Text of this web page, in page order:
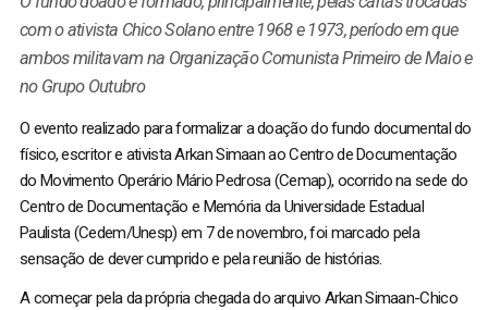
com o ativista Chico Solano entre 1968 e 1973, período em que
ambos militavam na Organização Comunista Primeiro de Maio e
no Grupo Outubro
O evento realizado para formalizar a doação do fundo documental do
físico, escritor e ativista Arkan Simaan ao Centro de Documentação
do Movimento Operário Mário Pedrosa (Cemap), ocorrido na sede do
Centro de Documentação e Memória da Universidade Estadual
Paulista (Cedem/Unesp) em 7 de novembro, foi marcado pela
sensação de dever cumprido e pela reunião de histórias.
A começar pela da própria chegada do arquivo Arkan Simaan-Chico